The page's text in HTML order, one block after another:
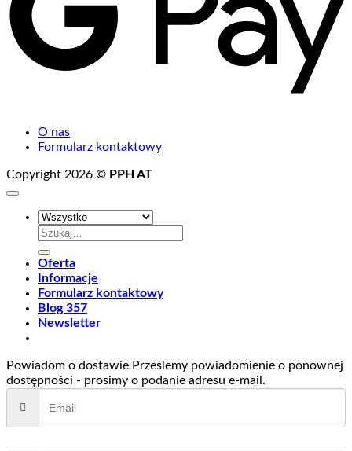
O nas
Formularz kontaktowy
Copyright 2026 © PPH AT
Szukaj:
Oferta
Informacje
Formularz kontaktowy
Blog 357
Newsletter
Powiadom o dostawie Prześlemy powiadomienie o ponownej
dostępności - prosimy o podanie adresu e-mail.